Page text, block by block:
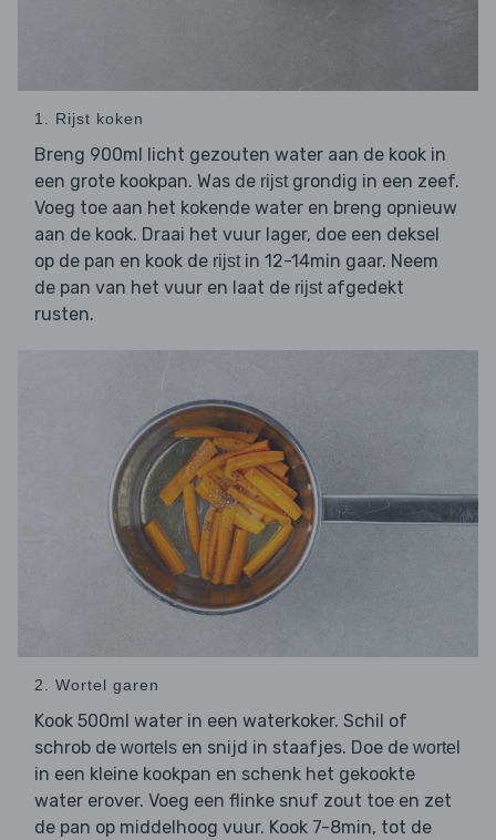
1. Rijst koken
Breng 900ml licht gezouten water aan de kook in
een grote kookpan. Was de rijst grondig in een zeef.
Voeg toe aan het kokende water en breng opnieuw
aan de kook. Draai het vuur lager, doe een deksel
op de pan en kook de rijst in 12-14min gaar. Neem
de pan van het vuur en laat de rijst afgedekt
rusten.
2. Wortel garen
Kook 500ml water in een waterkoker. Schil of
schrob de wortels en snijd in staafjes. Doe de wortel
in een kleine kookpan en schenk het gekookte
water erover. Voeg een flinke snuf zout toe en zet
de pan op middelhoog vuur. Kook 7-8min, tot de